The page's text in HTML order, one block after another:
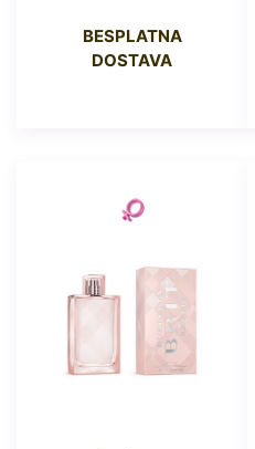
BESPLATNA
DOSTAVA